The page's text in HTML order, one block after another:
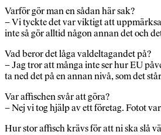
Varför gör man en sådan här sak?
– Vi tyckte det var viktigt att
inte så gör alltid någon annan det och
Vad beror det låga valdeltagandet på?
– Jag tror att många inte ser hur EU
ta ned det på en annan nivå, som det
Var affischen svår att göra?
– Nej vi tog hjälp av ett företag. Fotot
Hur stor affisch krävs för att ni ska slå